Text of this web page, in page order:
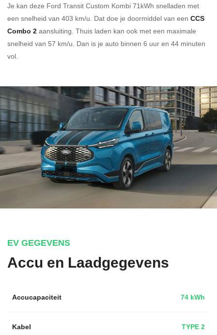
Je kan deze Ford Transit Custom Kombi 71kWh snelladen met
een snelheid van 403 km/u. Dat doe je doormiddel van een CCS
Combo 2 aansluiting. Thuis laden kan ook met een maximale
snelheid van 57 km/u. Dan is je auto binnen 6 uur en 44 minuten
vol.
EV GEGEVENS
Accu en Laadgegevens
Accucapaciteit 74 kWh
Kabel TYPE 2